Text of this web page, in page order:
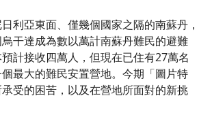
利亞東面、僅幾個國家之隔的南蘇丹，
干達成為數以萬計南蘇丹難民的避難
計接收四萬人，但現在已住有27萬名
最大的難民安置營地。今期「圖片特
受的困苦，以及在營地所面對的新挑